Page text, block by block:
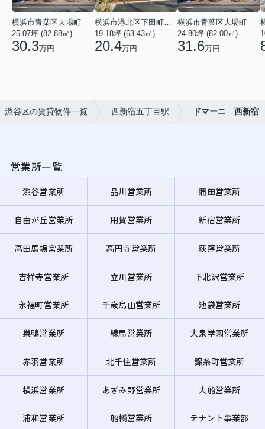
横浜市青葉区大場町
25.07坪 (82.88㎡)
30.3万円
19.18坪 (63.43㎡)
20.4万円
横浜市青葉区大場町
24.80坪 (82.00㎡)
31.6万円
渋谷区の賃貸物件一覧 西新宿五丁目駅 ドマーニ 西新宿
営業所一覧
渋谷営業所 品川営業所 蒲田営業所
自由が丘営業所 用賀営業所 新宿営業所
高田馬場営業所 高円寺営業所 荻窪営業所
吉祥寺営業所 立川営業所 下北沢営業所
永福町営業所 千歳烏山営業所 池袋営業所
巣鴨営業所 練馬営業所 大泉学園営業所
赤羽営業所 北千住営業所 錦糸町営業所
横浜営業所 あざみ野営業所 大船営業所
浦和営業所 船橋営業所 テナント事業部